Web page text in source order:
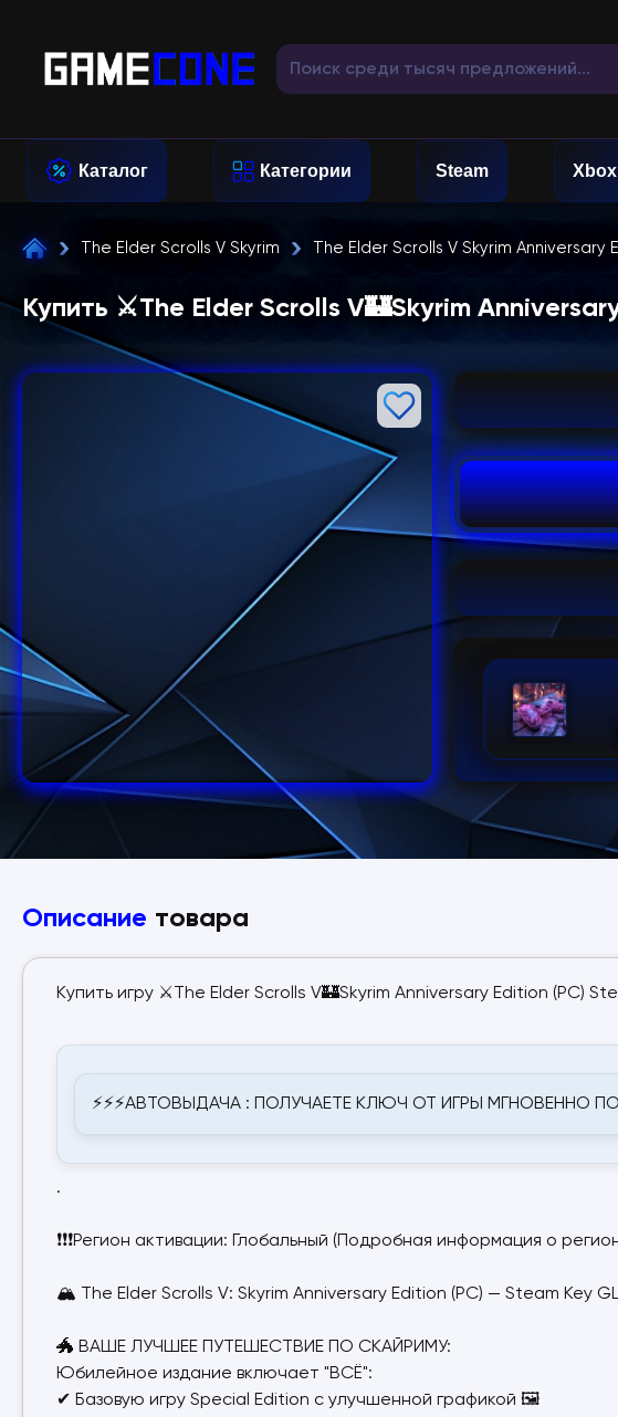
Каталог Категории Steam Xbox
The Elder Scrolls V Skyrim The Elder Scrolls V Skyrim Anniversary
Купить ⚔️The Elder Scrolls V🏰Skyrim
Описание товара
Купить игру ⚔️The Elder Scrolls V🏰Skyrim Anniversary Edition (PC)
⚡⚡⚡АВТОВЫДАЧА : ПОЛУЧАЕТЕ КЛЮЧ ОТ ИГРЫ МГНОВЕННО
.
❗❗❗Регион активации: Глобальный (Подробная информация о
🏔️ The Elder Scrolls V: Skyrim Anniversary Edition (PC) — Steam Key
🐲 ВАШЕ ЛУЧШЕЕ ПУТЕШЕСТВИЕ ПО СКАЙРИМУ:
Юбилейное издание включает "ВСЁ":
✔ Базовую игру Special Edition с улучшенной графикой 🖼️